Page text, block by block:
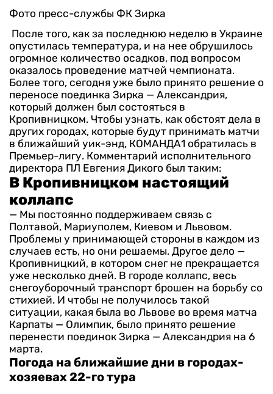
Фото пресс-службы ФК Зирка
После того, как за последнюю неделю в Украине
опустилась температура, и на нее обрушилось
огромное количество осадков, под вопросом
оказалось проведение матчей чемпионата.
Более того, сегодня уже было принято решение о
переносе поединка Зирка — Александрия,
который должен был состояться в
Кропивницком. Чтобы узнать, как обстоят дела в
других городах, которые будут принимать матчи
в ближайший уик-энд, КОМАНДА1 обратилась в
Премьер-лигу. Комментарий исполнительного
директора ПЛ Евгения Дикого был таким:
В Кропивницком настоящий
коллапс
— Мы постоянно поддерживаем связь с
Полтавой, Мариуполем, Киевом и Львовом.
Проблемы у принимающей стороны в каждом из
случаев есть, но они решаемы. Другое дело —
Кропивницкий, в котором снег не прекращается
уже несколько дней. В городе коллапс, весь
снегоуборочный транспорт брошен на борьбу со
стихией. И чтобы не получилось такой
ситуации, какая была во Львове во время матча
Карпаты — Олимпик, было принято решение
перенести поединок Зирка — Александрия на 6
марта.
Погода на ближайшие дни в городах-
хозяевах 22-го тура